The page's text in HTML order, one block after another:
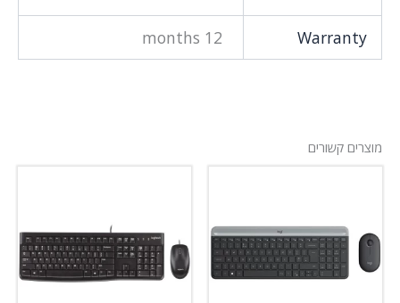
Warranty
12 months
מוצרים קשורים